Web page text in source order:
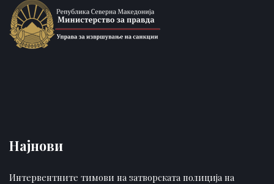
Најнови
Интервентните тимови на затворската полиција на